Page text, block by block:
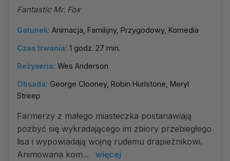
Fantastic Mr. Fox
Gatunek: Animacja, Familijny, Przygodowy, Komedia
Czas trwania: 1 godz. 27 min.
Reżyseria: Wes Anderson
Obsada: George Clooney, Robin Hurlstone, Meryl
Streep
Farmerzy z małego miasteczka postanawiają
pozbyć się wykradającego im zbiory przebiegłego
lisa i wypowiadają wojnę rudemu drapieżnikowi.
Animowana kom...
więcej